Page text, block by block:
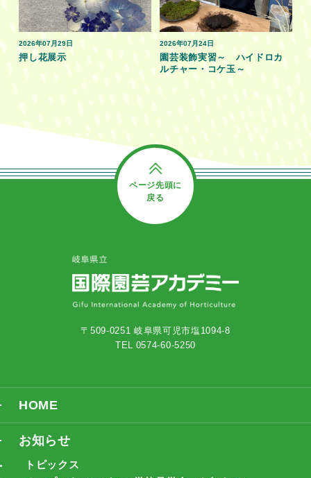
2026年07月29日
押し花展示
2026年07月24日
園芸装飾実習～ ハイドロカ
ルチャー・コケ玉～
ページ先頭に
戻る
〒509-0251 岐阜県可児市塩1094-8
TEL 0574-60-5250
HOME
お知らせ
トピックス